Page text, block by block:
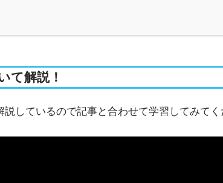
て解説！
説しているので記事と合わせて学習してみてく